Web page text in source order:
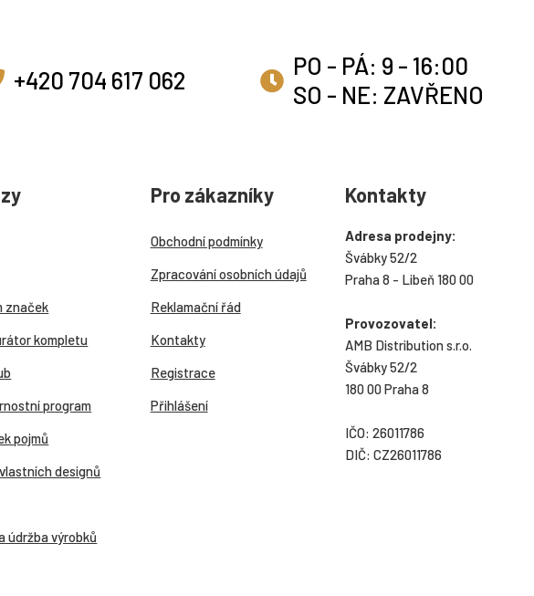
+420 704 617 062
PO - PÁ: 9 - 16:00
SO - NE: ZAVŘENO
značek
kompletu
program
pojmů
designů
údržba výrobků
Pro zákazníky
Obchodní podmínky
Zpracování osobních údajů
Reklamační řád
Kontakty
Registrace
Přihlášení
Kontakty
Adresa prodejny:
Švábky 52/2
Praha 8 - Libeň 180 00
Provozovatel:
AMB Distribution s.r.o.
Švábky 52/2
180 00 Praha 8
IČO: 26011786
DIČ: CZ26011786